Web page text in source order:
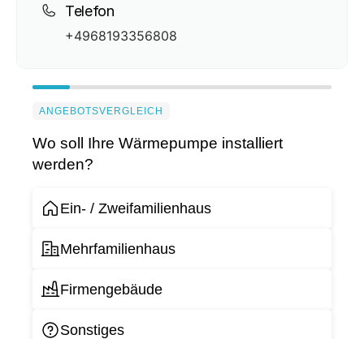
Telefon
+4968193356808
ANGEBOTSVERGLEICH
Wo soll Ihre Wärmepumpe installiert
werden?
Ein- / Zweifamilienhaus
Mehrfamilienhaus
Firmengebäude
Sonstiges